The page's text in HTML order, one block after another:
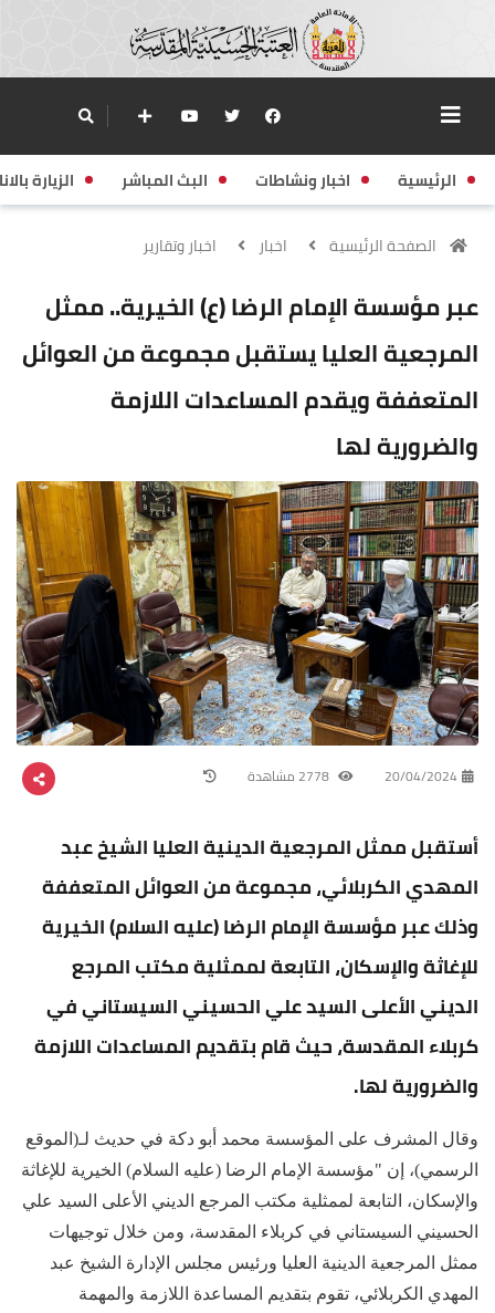
الرئيسية اخبار ونشاطات البث المباشر الزيارة
الصفحة الرئيسية اخبار اخبار وتقارير
عبر مؤسسة الإمام الرضا (ع) الخيرية.. ممثل
المرجعية العليا يستقبل مجموعة من العوائل
المتعففة ويقدم المساعدات اللازمة
والضرورية لها
20/04/2024
أستقبل ممثل المرجعية الدينية العليا الشيخ عبد
المهدي الكربلائي، مجموعة من العوائل المتعففة
وذلك عبر مؤسسة الإمام الرضا (عليه السلام) الخيرية
للإغاثة والإسكان، التابعة لممثلية مكتب المرجع
الديني الأعلى السيد علي الحسيني السيستاني في
كربلاء المقدسة، حيث قام بتقديم المساعدات اللازمة
والضرورية لها.
وقال المشرف على المؤسسة محمد أبو دكة في حديث لـ(الموقع
الرسمي)، إن "مؤسسة الإمام الرضا (عليه السلام) الخيرية للإغاثة
والإسكان، التابعة لممثلية مكتب المرجع الديني الأعلى السيد علي
الحسيني السيستاني في كربلاء المقدسة، ومن خلال توجيهات
ممثل المرجعية الدينية العليا ورئيس مجلس الإدارة الشيخ عبد
المهدي الكربلائي، تقوم بتقديم المساعدة اللازمة والمهمة